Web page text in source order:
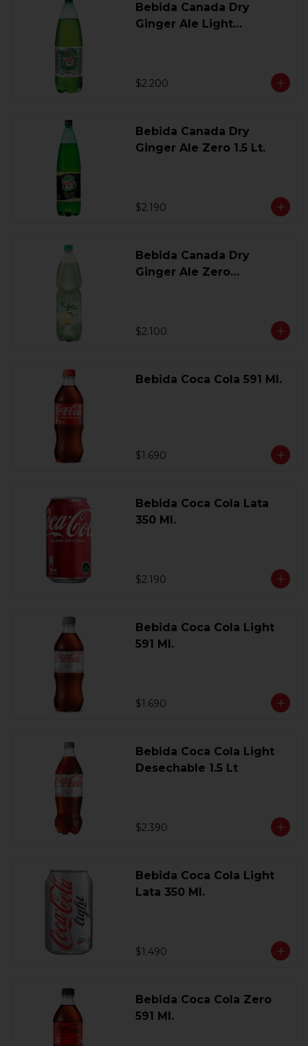
Bebida Canada Dry
Ginger Ale Light
$2.200
Bebida Canada Dry
Ginger Ale Zero 1.5 Lt.
$2.190
Bebida Canada Dry
Ginger Ale Zero
$2.100
Bebida Coca Cola 591 Ml.
$1.690
Bebida Coca Cola Lata
350 Ml.
$2.190
Bebida Coca Cola Light
591 Ml.
$1.690
Bebida Coca Cola Light
Desechable 1.5 Lt
$2.390
Bebida Coca Cola Light
Lata 350 Ml.
$1.490
Bebida Coca Cola Zero
591 Ml.